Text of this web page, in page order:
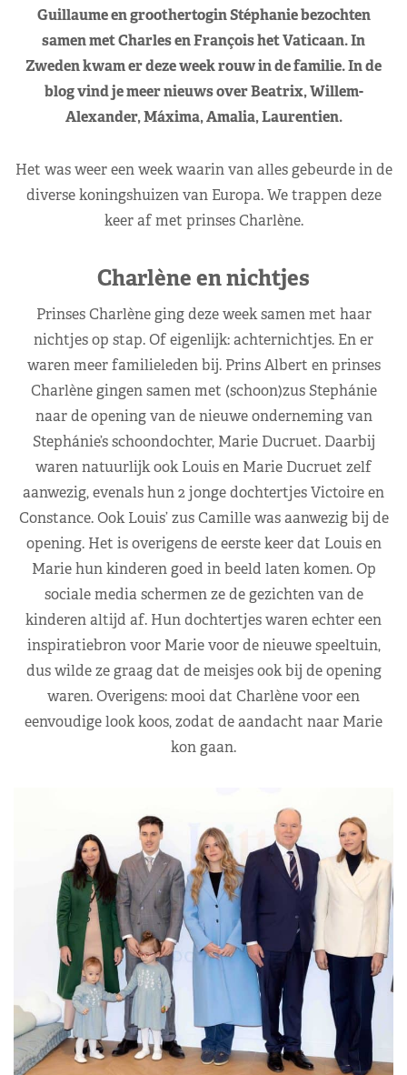
Guillaume en groothertogin Stéphanie bezochten
samen met Charles en François het Vaticaan. In
Zweden kwam er deze week rouw in de familie. In de
blog vind je meer nieuws over Beatrix, Willem-
Alexander, Máxima, Amalia, Laurentien.
Het was weer een week waarin van alles gebeurde in de
diverse koningshuizen van Europa. We trappen deze
keer af met prinses Charlène.
Charlène en nichtjes
Prinses Charlène ging deze week samen met haar
nichtjes op stap. Of eigenlijk: achternichtjes. En er
waren meer familieleden bij. Prins Albert en prinses
Charlène gingen samen met (schoon)zus Stephánie
naar de opening van de nieuwe onderneming van
Stephánie’s schoondochter, Marie Ducruet. Daarbij
waren natuurlijk ook Louis en Marie Ducruet zelf
aanwezig, evenals hun 2 jonge dochtertjes Victoire en
Constance. Ook Louis’ zus Camille was aanwezig bij de
opening. Het is overigens de eerste keer dat Louis en
Marie hun kinderen goed in beeld laten komen. Op
sociale media schermen ze de gezichten van de
kinderen altijd af. Hun dochtertjes waren echter een
inspiratiebron voor Marie voor de nieuwe speeltuin,
dus wilde ze graag dat de meisjes ook bij de opening
waren. Overigens: mooi dat Charlène voor een
eenvoudige look koos, zodat de aandacht naar Marie
kon gaan.